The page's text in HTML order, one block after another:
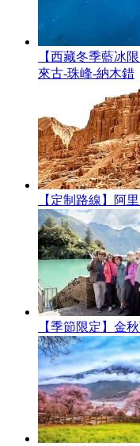
【西藏冬季藍冰
來古-珠峰-納木錯
【定制路線】阿
【季節限定】金